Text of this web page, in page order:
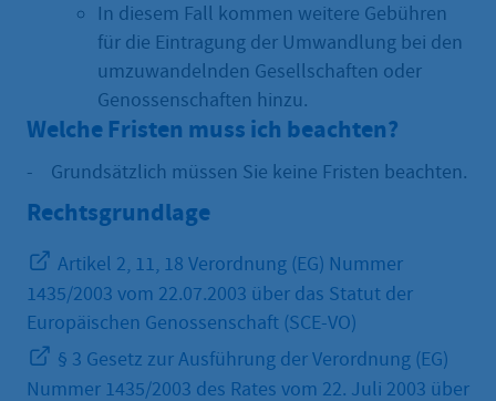
In diesem Fall kommen weitere Gebühren
für die Eintragung der Umwandlung bei den
umzuwandelnden Gesellschaften oder
Genossenschaften hinzu.
Welche Fristen muss ich beachten?
- Grundsätzlich müssen Sie keine Fristen beachten.
Rechtsgrundlage
Artikel 2, 11, 18 Verordnung (EG) Nummer
1435/2003 vom 22.07.2003 über das Statut der
Europäischen Genossenschaft (SCE-VO)
§ 3 Gesetz zur Ausführung der Verordnung (EG)
Nummer 1435/2003 des Rates vom 22. Juli 2003 über